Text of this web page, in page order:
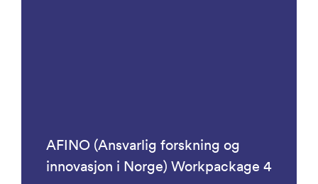
AFINO (Ansvarlig forskning og
innovasjon i Norge) Workpackage 4